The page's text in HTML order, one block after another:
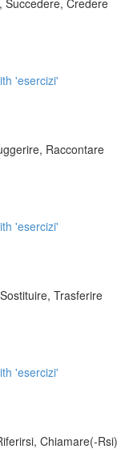
'esercizi'
Raccontare
'esercizi'
Trasferire
'esercizi'
Chiamare(-Rsi)